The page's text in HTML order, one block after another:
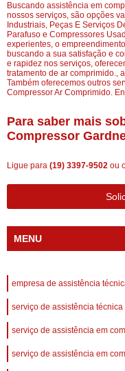
Buscando assistência em
nossos serviços, são opções
Industriais, Peças E Serviços
Parafuso e Compressores
experientes, o
buscando a sua satisfação e
e rapidez nos serviços,
tratamento de ar comprimido.,
Também oferecemos outros
Compressor Ar Comprimido.
Para saber mais
Compressor
Ligue para (19) 3397-9502 ou
MENU
empresa de assistência
serviço de assistência
serviço de assistência em
serviço de assistência em